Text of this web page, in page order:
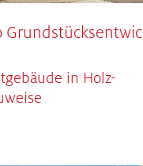
in Holz-